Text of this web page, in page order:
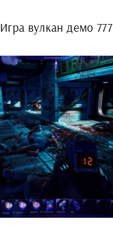
Игра вулкан демо 777